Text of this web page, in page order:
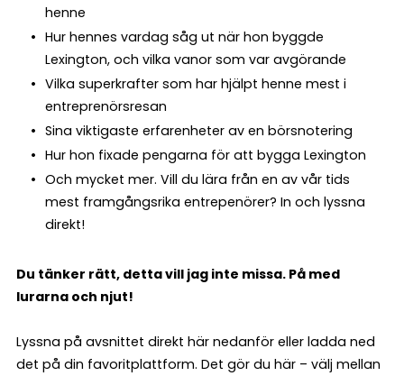
henne
Hur hennes vardag såg ut när hon byggde
Lexington, och vilka vanor som var avgörande
Vilka superkrafter som har hjälpt henne mest i
entreprenörsresan
Sina viktigaste erfarenheter av en börsnotering
Hur hon fixade pengarna för att bygga Lexington
Och mycket mer. Vill du lära från en av vår tids
mest framgångsrika entrepenörer? In och lyssna
direkt!
Du tänker rätt, detta vill jag inte missa. På med
lurarna och njut!
Lyssna på avsnittet direkt här nedanför eller ladda ned
det på din favoritplattform. Det gör du här – välj mellan